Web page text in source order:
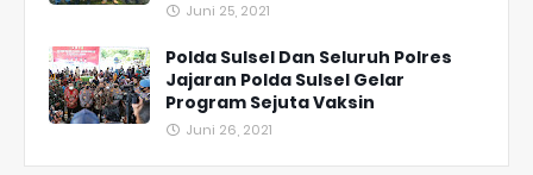
Juni 25, 2021
Polda Sulsel Dan Seluruh Polres
Jajaran Polda Sulsel Gelar
Program Sejuta Vaksin
Juni 26, 2021